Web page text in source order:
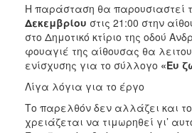
Η παράσταση θα παρουσιαστεί
Δεκεμβρίου στις 21:00 στην
στο Δημοτικό κτίριο της οδού
φουαγιέ της αίθουσας θα
ενίσχυσης για το σύλλογο «Ευ
Λίγα λόγια για το έργο
Το παρελθόν δεν αλλάζει και
χρειάζεται να τιμωρηθεί γι’